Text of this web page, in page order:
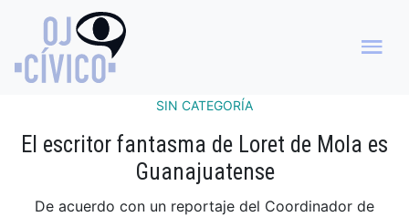
SIN CATEGORÍA
El escritor fantasma de Loret de Mola es
Guanajuatense
De acuerdo con un reportaje del Coordinador de